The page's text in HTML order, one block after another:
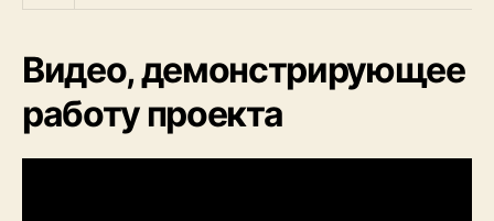
Видео, демонстрирующее
работу проекта